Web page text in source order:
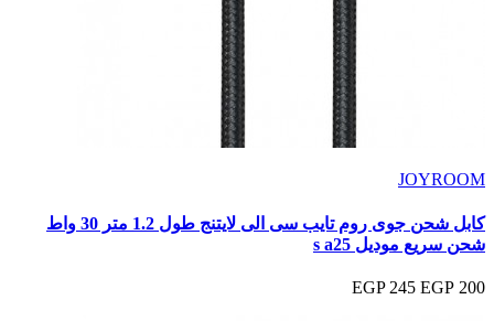
JOYROOM
كابل شحن جوى روم تايب سى الى لايتنج طول 1.2 متر 30 واط
شحن سريع موديل s a25
200 EGP
245 EGP